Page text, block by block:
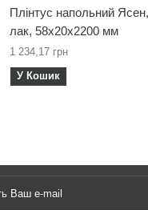
Плінтус напольний Ясен,
лак, 58х20х2200 мм
1 234,17 грн
У Кошик